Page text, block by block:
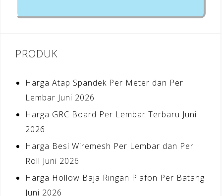
PRODUK
Harga Atap Spandek Per Meter dan Per
Lembar Juni 2026
Harga GRC Board Per Lembar Terbaru Juni
2026
Harga Besi Wiremesh Per Lembar dan Per
Roll Juni 2026
Harga Hollow Baja Ringan Plafon Per Batang
Juni 2026